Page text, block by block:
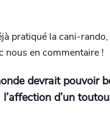
pratiqué la cani-
nous en commentaire !
devrait pouvoir
l’affection d’un